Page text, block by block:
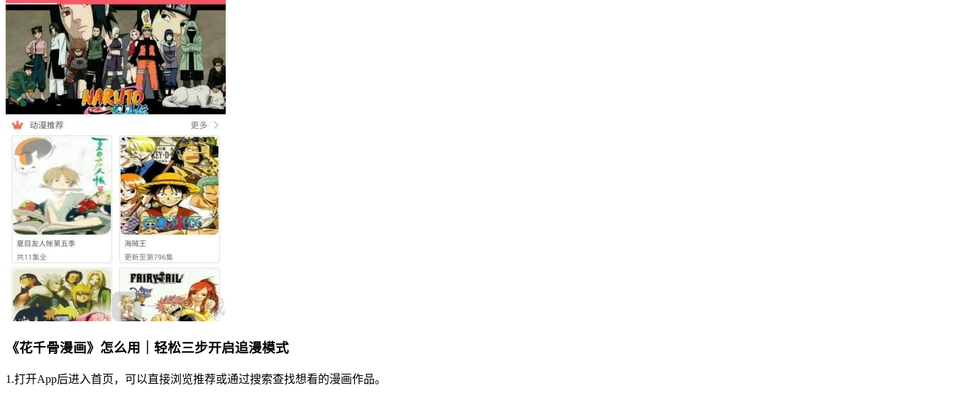
《花千骨漫画》怎么用｜轻松三步开启追漫模式
1.打开App后进入首页，可以直接浏览推荐或通过搜索查找想看的漫画作品。